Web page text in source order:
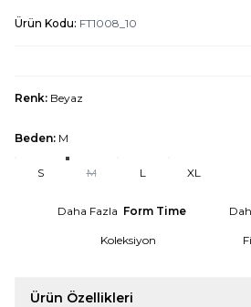
Ürün Kodu: FT1008_10
Renk: Beyaz
Beden: M
S M L XL
Daha Fazla Form Time
Koleksiyon
Ürün Özellikleri